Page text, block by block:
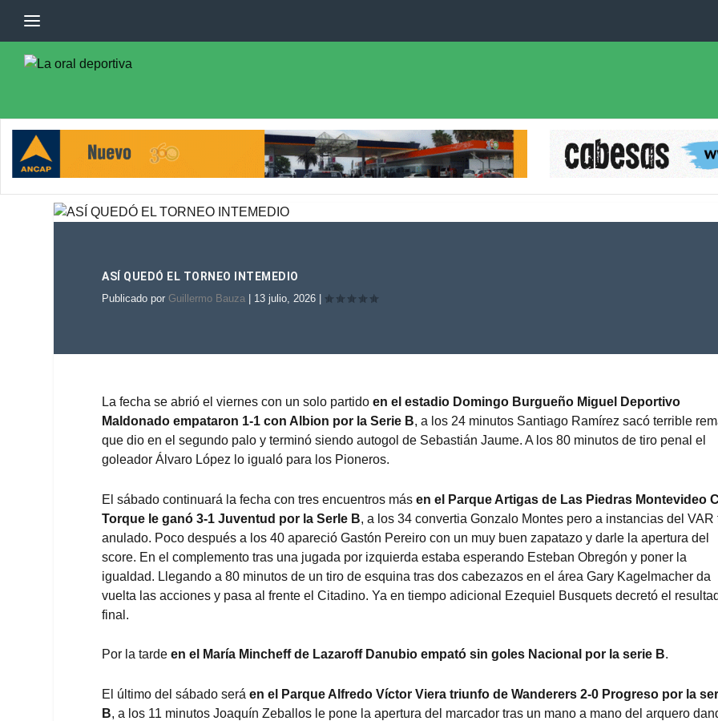
ASÍ QUEDÓ EL TORNEO INTEMEDIO
Publicado por Guillermo Bauza 13 julio, 2026
La fecha se abrió el viernes con un solo partido en el estadio Domingo Burgueño Miguel Deportivo
Maldonado empataron 1-1 con Albion por la Serie B, a los 24 minutos Santiago Ramírez sacó terrible
que dio en el segundo palo y terminó siendo autogol de Sebastián Jaume. A los 80 minutos de tiro penal el
goleador Álvaro López lo igualó para los Pioneros.
El sábado continuará la fecha con tres encuentros másen el Parque Artigas de Las Piedras Montevideo
Torque le ganó 3-1 Juventud por la SerIe B, a los 34 convertia Gonzalo Montes pero a instancias del VAR
anulado. Poco después a los 40 apareció Gastón Pereiro con un muy buen zapatazo y darle la apertura del
score. En el complemento tras una jugada por izquierda estaba esperando Esteban Obregón y poner la
igualdad. Llegando a 80 minutos de un tiro de esquina tras dos cabezazos en el área Gary Kagelmacher da
vuelta las acciones y pasa al frente el Citadino. Ya en tiempo adicional Ezequiel Busquets decretó el
final.
Por la tardeen el María Mincheff de Lazaroff Danubio empató sin goles Nacional por la serie B.
El último del sábado seráen el Parque Alfredo Víctor Viera triunfo de Wanderers 2-0 Progreso por la
B, a los 11 minutos Joaquín Zeballos le pone la apertura del marcador tras un mano a mano del arquero